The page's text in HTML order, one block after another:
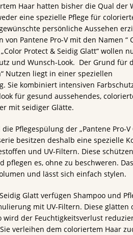
Haar hatten bisher die Qual der
eine spezielle Pflege für
persönliche Aussehen
von Pantene Pro-V mit den Namen “
Protect & Seidig Glatt“ wollen
und Wunsch-Look. Der Grund für
Nutzen liegt in einer speziellen
Sie kombiniert intensiven
für gesund aussehendes,
mit seidiger Glätte.
Pflegespülung der „Pantene Pro-V
besitzen deshalb eine spezielle
und UV-Filtern. Diese
pflegen es, ohne zu beschweren.
und lässt sich einfach stylen.
Glatt verfügen Shampoo und
mit UV-Filtern. Diese glätten
der Feuchtigkeitsverlust
verleihen dem coloriertem Haar